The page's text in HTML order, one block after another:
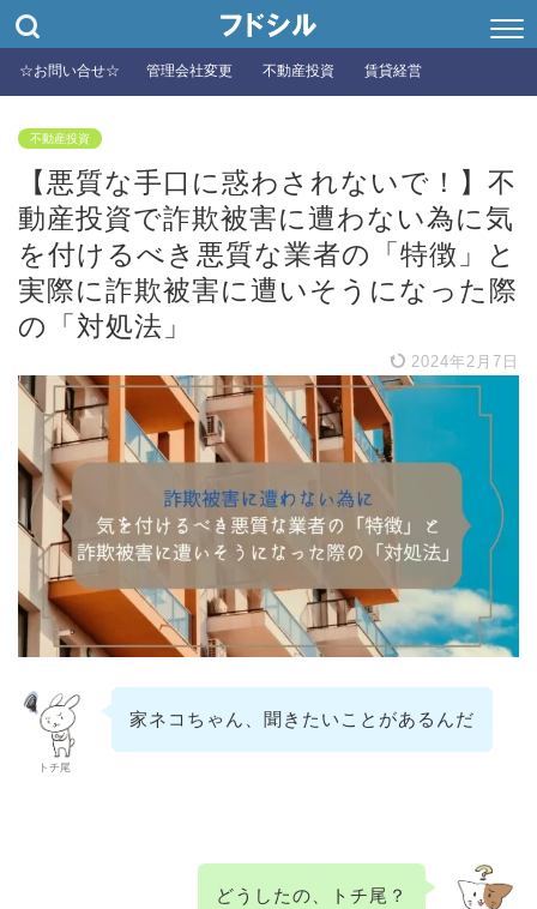
☆お問い合せ☆ 管理会社変更 不動産投資 賃貸経営
不動産投資
【悪質な手口に惑わされないで！】不
動産投資で詐欺被害に遭わない為に気
を付けるべき悪質な業者の「特徴」と
実際に詐欺被害に遭いそうになった際
の「対処法」
2024年2月7日
トチ尾
家ネコちゃん、聞きたいことがあるんだ
どうしたの、トチ尾？